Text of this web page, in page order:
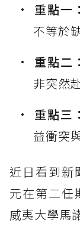
重點一：
不等於
重點二：
非突然
重點三：
益衝突
近日看到新
元在第二任
威夷大學馬